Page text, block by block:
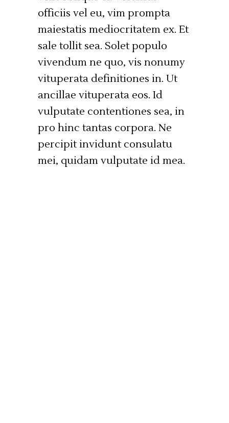
officiis vel eu, vim prompta
maiestatis mediocritatem ex. Et
sale tollit sea. Solet populo
vivendum ne quo, vis nonumy
vituperata definitiones in. Ut
ancillae vituperata eos. Id
vulputate contentiones sea, in
pro hinc tantas corpora. Ne
percipit invidunt consulatu
mei, quidam vulputate id mea.